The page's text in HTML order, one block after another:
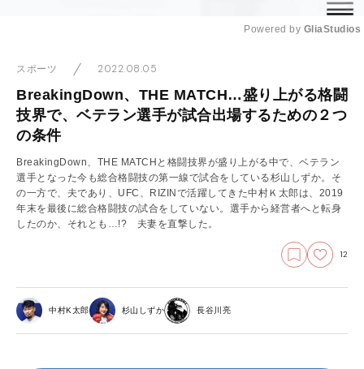
Powered by GliaStudios
スポーツ 2022.08.05
BreakingDown、THE MATCH…盛り上がる格闘
技界で、ベテラン選手が試合出場するための２つ
の条件
BreakingDown、THE MATCHと格闘技界が盛り上がる中で、ベテラン
選手となった今も総合格闘技の第一線で試合をしている杉山しずか。そ
の一方で、夫であり、UFC、RIZINで活躍してきた中村Ｋ太郎は、2019
年末を最後に総合格闘技の試合をしていない。選手から経営者へと転身
したのか、それとも…!? 夫妻を直撃した。
12
中村K太郎 杉山しずか 長谷川亮